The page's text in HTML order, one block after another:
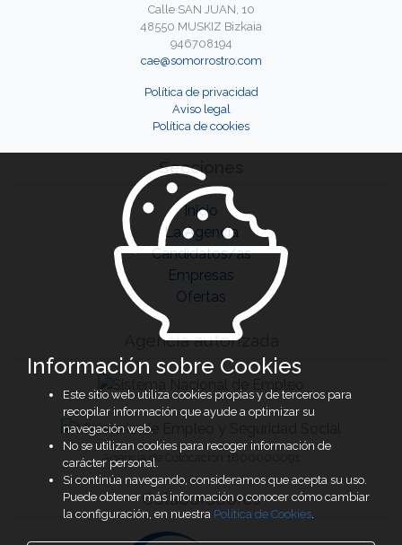
Calle SAN JUAN, 10
48550 MUSKIZ Bizkaia
946708194
cae@somorrostro.com
Política de privacidad
Aviso legal
Política de cookies
Secciones
Inicio
La Agencia
Candidatos/as
Empresas
Ofertas
Agencia autorizada
Agencia de Colocación 1600000091
Colaboradores
Información sobre Cookies
Este sitio web utiliza cookies propias y de terceros para
recopilar información que ayude a optimizar su
navegación web.
No se utilizan cookies para recoger información de
carácter personal.
Si continúa navegando, consideramos que acepta su uso.
Puede obtener más información o conocer cómo cambiar
la configuración, en nuestra Política de Cookies.